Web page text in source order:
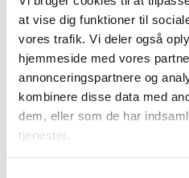
at vise dig funktioner til
vores trafik. Vi deler også
hjemmeside med vores
annonceringspartnere og
kombinere disse data med
dem, eller som de har
tjenester.